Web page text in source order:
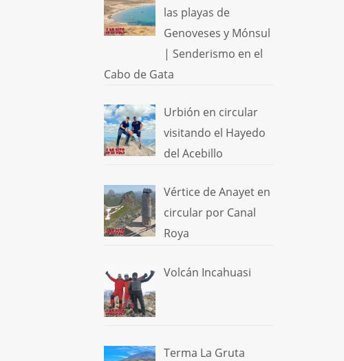
las playas de
Genoveses y Mónsul
| Senderismo en el
Cabo de Gata
Urbión en circular
visitando el Hayedo
del Acebillo
Vértice de Anayet en
circular por Canal
Roya
Volcán Incahuasi
Terma La Gruta